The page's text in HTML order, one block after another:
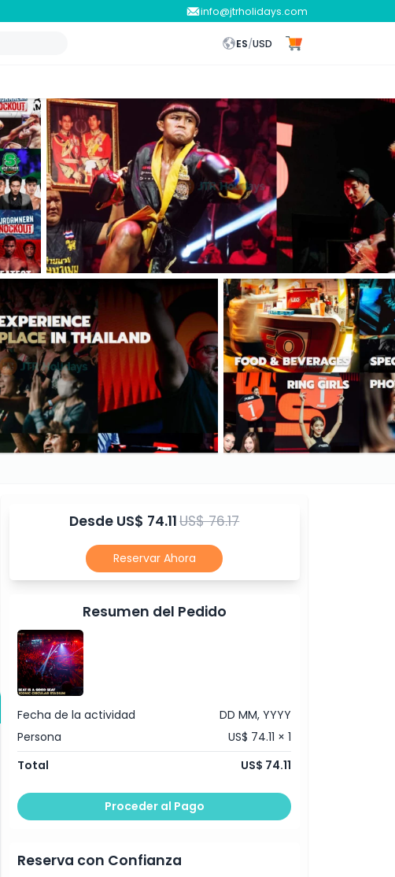
info@jtrholidays.com
ES/USD
Desde US$ 74.11US$ 76.17
Reservar Ahora
Resumen del Pedido
Fecha de la actividad
DD MM, YYYY
Persona
US$ 74.11 × 1
Total
US$ 74.11
Proceder al Pago
Reserva con Confianza